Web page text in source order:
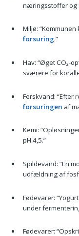
næringsstoffer og
Miljø:
forsuring.”
Hav: “Øget CO₂-
sværere for
Ferskvand: “Efter
forsuringen af
Kemi:
pH 4,5.”
Spildevand: “En
udfældning af
Fødevarer:
under
Fødevarer: